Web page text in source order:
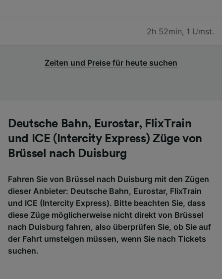
2h 52min, 1 Umst.
Zeiten und Preise für heute suchen
Deutsche Bahn, Eurostar, FlixTrain
und ICE (Intercity Express) Züge von
Brüssel nach Duisburg
Fahren Sie von Brüssel nach Duisburg mit den Zügen
dieser Anbieter: Deutsche Bahn, Eurostar, FlixTrain
und ICE (Intercity Express). Bitte beachten Sie, dass
diese Züge möglicherweise nicht direkt von Brüssel
nach Duisburg fahren, also überprüfen Sie, ob Sie auf
der Fahrt umsteigen müssen, wenn Sie nach Tickets
suchen.